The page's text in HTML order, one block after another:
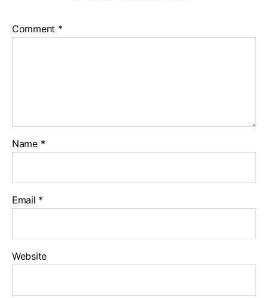
Comment *
Name *
Email *
Website